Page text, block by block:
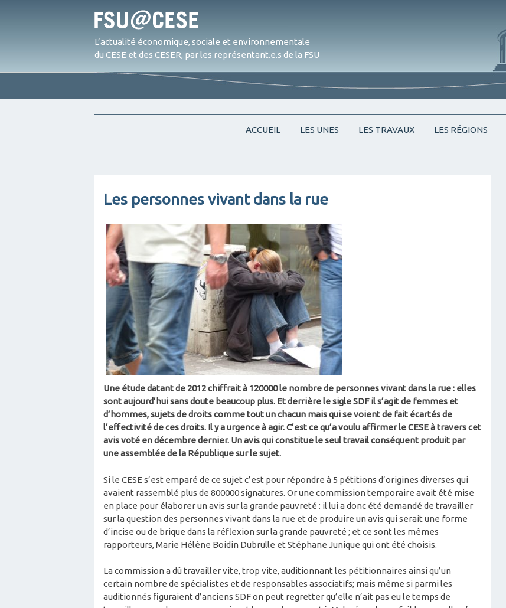
L’actualité économique, sociale et environnementale
du CESE et des CESER, par les représentant.e.s de la FSU
to
ACCUEIL LES UNES LES TRAVAUX LES RÉGIONS
Les personnes vivant dans la rue
Une étude datant de 2012 chiffrait à 120000 le nombre de personnes vivant dans la rue : elles
sont aujourd’hui sans doute beaucoup plus. Et derrière le sigle SDF il s’agit de femmes et
d’hommes, sujets de droits comme tout un chacun mais qui se voient de fait écartés de
l’effectivité de ces droits. Il y a urgence à agir. C’est ce qu’a voulu affirmer le CESE à travers cet
avis voté en décembre dernier. Un avis qui constitue le seul travail conséquent produit par
une assemblée de la République sur le sujet.
Si le CESE s’est emparé de ce sujet c’est pour répondre à 5 pétitions d’origines diverses qui
avaient rassemblé plus de 800000 signatures. Or une commission temporaire avait été mise
en place pour élaborer un avis sur la grande pauvreté : il lui a donc été demandé de travailler
sur la question des personnes vivant dans la rue et de produire un avis qui serait une forme
d’incise ou de brique dans la réflexion sur la grande pauvreté ; et ce sont les mêmes
rapporteurs, Marie Hélène Boidin Dubrulle et Stéphane Junique qui ont été choisis.
La commission a dû travailler vite, trop vite, auditionnant les pétitionnaires ainsi qu’un
certain nombre de spécialistes et de responsables associatifs; mais même si parmi les
auditionnés figuraient d’anciens SDF on peut regretter qu’elle n’ait pas eu le temps de